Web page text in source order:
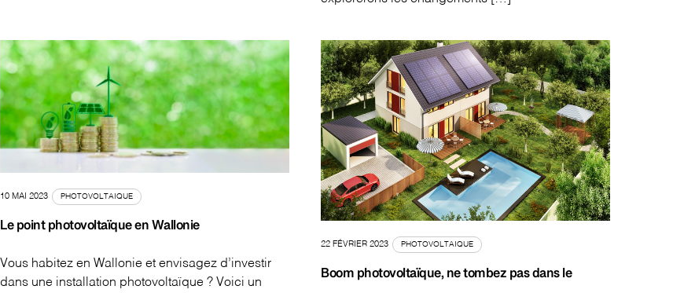
10 MAI 2023 PHOTOVOLTAIQUE
Le point photovoltaïque en Wallonie
Vous habitez en Wallonie et envisagez d’investir
dans une installation photovoltaïque ? Voici un
22 FÉVRIER 2023 PHOTOVOLTAIQUE
Boom photovoltaïque, ne tombez pas dans le